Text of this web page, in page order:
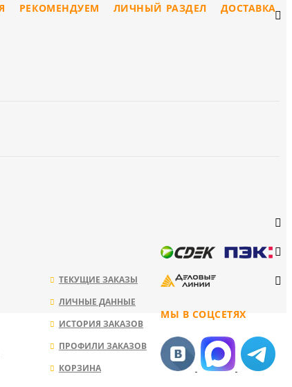
ДОСТАВКА
ЛИЧНЫЙ РАЗДЕЛ
РЕКОМЕНДУЕМ
МЫ В СОЦСЕТЯХ
ТЕКУЩИЕ ЗАКАЗЫ
ЛИЧНЫЕ ДАННЫЕ
ИСТОРИЯ ЗАКАЗОВ
ПРОФИЛИ ЗАКАЗОВ
КОРЗИНА